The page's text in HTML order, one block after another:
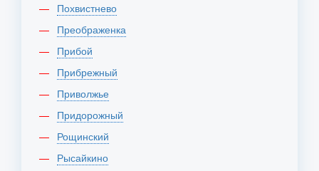
Похвистнево
Преображенка
Прибой
Прибрежный
Приволжье
Придорожный
Рощинский
Рысайкино